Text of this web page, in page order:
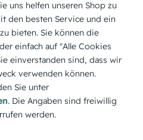
– glänzende Kugeln in edlen
Ausstrahlung. Dieses Motiv
die sowohl Stil
sollen.
uns helfen unseren Shop zu
den besten Service und ein
bieten. Sie können die
einfach auf "Alle Cookies
einverstanden sind, dass wir
verwenden können.
Sie unter
. Die Angaben sind freiwillig
werden.